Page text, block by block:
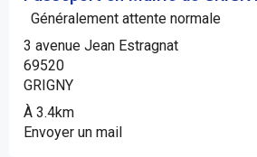
Généralement attente normale
3 avenue Jean Estragnat
69520
GRIGNY
À 3.4km
Envoyer un mail